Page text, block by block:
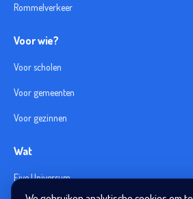
Rommelverkeer
Voor wie?
Voor scholen
Voor gemeenten
Voor gezinnen
Wat
Five Universum